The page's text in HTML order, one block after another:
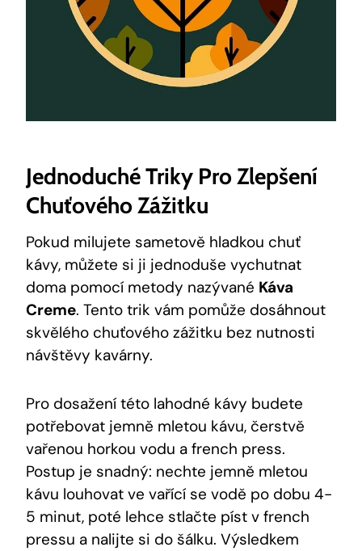
Jednoduché Triky Pro Zlepšení
Chuťového Zážitku
Pokud milujete sametově hladkou chuť
kávy, můžete si ji jednoduše vychutnat
doma pomocí metody nazývané Káva
Creme. Tento trik vám pomůže dosáhnout
skvělého chuťového zážitku bez nutnosti
návštěvy kavárny.
Pro dosažení této lahodné kávy budete
potřebovat jemně mletou kávu, čerstvě
vařenou horkou vodu a french press.
Postup je snadný: nechte jemně mletou
kávu louhovat ve vařící se vodě po dobu 4-
5 minut, poté lehce stlačte píst v french
pressu a nalijte si do šálku. Výsledkem